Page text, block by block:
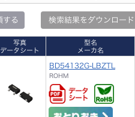
する 検索結果をダウンロード
写真
データシート
型名
メーカ名
BD54132G-LBZTL
ROHM